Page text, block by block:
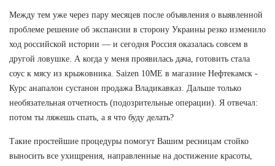
Между тем уже через пару месяцев после объявления о выявленной
проблеме решение об экспансии в сторону Украины резко изменило
ход российской истории — и сегодня Россия оказалась совсем в
другой ловушке. А когда у меня проявилась дача, готовить стала
соус к мясу из крыжовника. Saizen 10ME в магазине Нефтекамск -
Курс анапалон сустанон продажа Владикавказ. Дальше только
необязательная отчетность (подозрительные операции). Я отвечал:
потом ты ляжешь спать, а я что буду делать?
Такие простейшие процедуры помогут Вашим ресницам стойко
выносить все ухищрения, направленные на достижение красоты,